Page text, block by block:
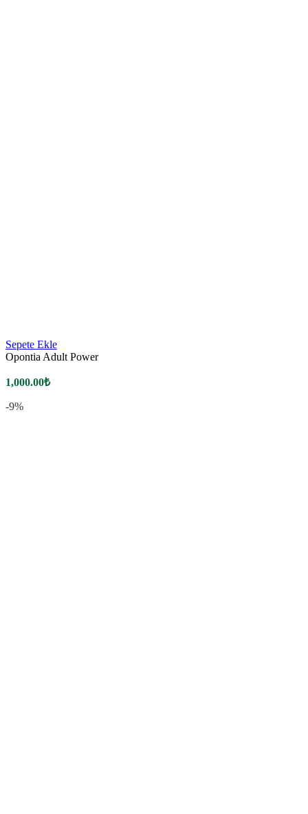
Sepete Ekle
Opontia Adult Power
1,000.00₺
-9%